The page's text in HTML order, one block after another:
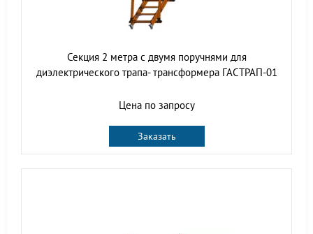
Секция 2 метра с двумя поручнями для
диэлектрического трапа- трансформера ГАСТРАП-01
Цена по запросу
Заказать